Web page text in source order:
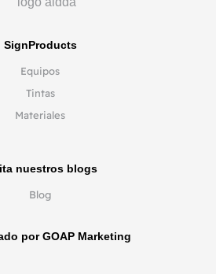
SignProducts
Equipos
Tintas
Materiales
por GOAP Marketing
nuestros blogs
Blog